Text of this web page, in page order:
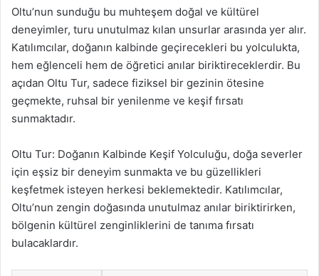
Oltu’nun sunduğu bu muhteşem doğal ve kültürel
deneyimler, turu unutulmaz kılan unsurlar arasında yer alır.
Katılımcılar, doğanın kalbinde geçirecekleri bu yolculukta,
hem eğlenceli hem de öğretici anılar biriktireceklerdir. Bu
açıdan Oltu Tur, sadece fiziksel bir gezinin ötesine
geçmekte, ruhsal bir yenilenme ve keşif fırsatı
sunmaktadır.
Oltu Tur: Doğanın Kalbinde Keşif Yolculuğu, doğa severler
için eşsiz bir deneyim sunmakta ve bu güzellikleri
keşfetmek isteyen herkesi beklemektedir. Katılımcılar,
Oltu’nun zengin doğasında unutulmaz anılar biriktirirken,
bölgenin kültürel zenginliklerini de tanıma fırsatı
bulacaklardır.